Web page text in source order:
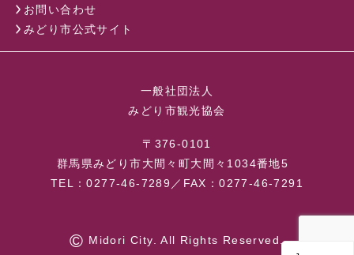
お問い合わせ
みどり市公式サイト
一般社団法人
みどり市観光協会
〒376-0101
群馬県みどり市大間々町大間々1034番地5
TEL：0277-46-7289／FAX：0277-46-7291
© Midori City. All Rights Reserved.